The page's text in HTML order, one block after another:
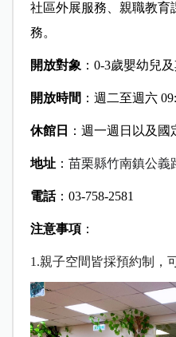
社區外展服務、親職教育
務。
開放對象 ：0-3歲嬰幼兒
開放時間 ：週二至週六
休館日 ：週一週日以及國
地址： 苗栗縣竹南鎮公義
電話：03-758-2581
注意事項：
1.親子空間皆採預約制，